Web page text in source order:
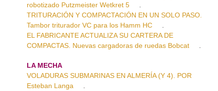
robotizado Putzmeister Wetkret 5
TRITURACIÓN Y COMPACTACIÓN EN UN SOLO PASO.
Tambor triturador VC para los Hamm HC
EL FABRICANTE ACTUALIZA SU CARTERA DE
COMPACTAS. Nuevas cargadoras de ruedas Bobcat
LA MECHA
VOLADURAS SUBMARINAS EN ALMERÍA (Y 4). POR
Esteban Langa